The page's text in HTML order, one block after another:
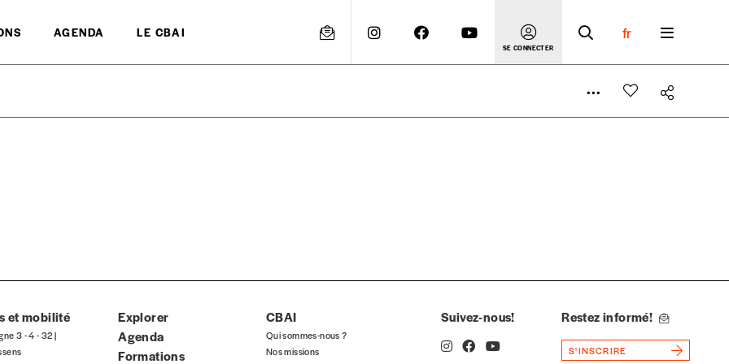
AGENDA LE CBAI
SE CONNECTER
fr
indicatif. De cette manière, vous soutenez le travail de l’équipe de rédaction selon vos moyens et vos motivations.
et mobilité
3 - 4 - 32 |
Explorer
Agenda
Formations
CBAI
Qui sommes-nous ?
Nos missions
Suivez-nous! Restez informé!
S'INSCRIRE